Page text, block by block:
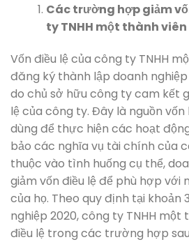
Các trường hợp giảm
ty TNHH một thành viên
Vốn điều lệ của công ty TNHH
đăng ký thành lập doanh
do chủ sở hữu công ty cam kết
lệ của công ty. Đây là nguồn
dùng để thực hiện các hoạt
bảo các nghĩa vụ tài chính của
thuộc vào tình huống cụ thể,
giảm vốn điều lệ để phù hợp với
của họ. Theo quy định tại khoản
nghiệp 2020, công ty TNHH một
điều lệ trong các trường hợp